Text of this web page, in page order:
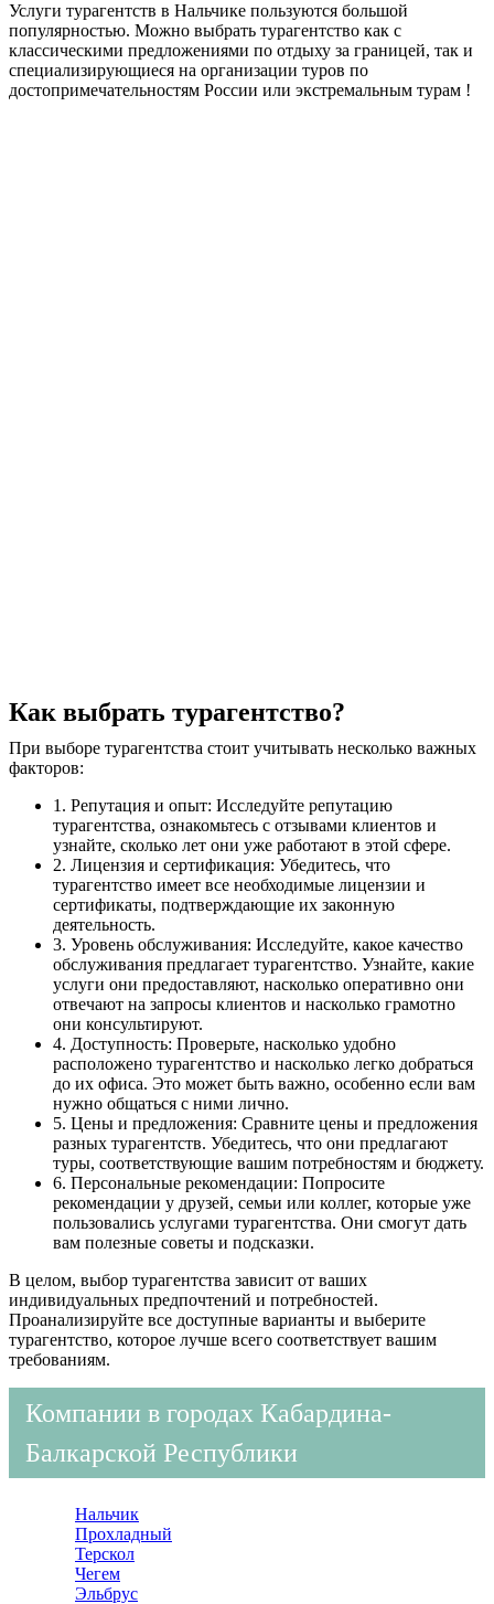
Услуги турагентств в Нальчике пользуются большой
популярностью. Можно выбрать турагентство как с
классическими предложениями по отдыху за границей, так и
специализирующиеся на организации туров по
достопримечательностям России или экстремальным турам !
Как выбрать турагентство?
При выборе турагентства стоит учитывать несколько важных
факторов:
1. Репутация и опыт: Исследуйте репутацию
турагентства, ознакомьтесь с отзывами клиентов и
узнайте, сколько лет они уже работают в этой сфере.
2. Лицензия и сертификация: Убедитесь, что
турагентство имеет все необходимые лицензии и
сертификаты, подтверждающие их законную
деятельность.
3. Уровень обслуживания: Исследуйте, какое качество
обслуживания предлагает турагентство. Узнайте, какие
услуги они предоставляют, насколько оперативно они
отвечают на запросы клиентов и насколько грамотно
они консультируют.
4. Доступность: Проверьте, насколько удобно
расположено турагентство и насколько легко добраться
до их офиса. Это может быть важно, особенно если вам
нужно общаться с ними лично.
5. Цены и предложения: Сравните цены и предложения
разных турагентств. Убедитесь, что они предлагают
туры, соответствующие вашим потребностям и бюджету.
6. Персональные рекомендации: Попросите
рекомендации у друзей, семьи или коллег, которые уже
пользовались услугами турагентства. Они смогут дать
вам полезные советы и подсказки.
В целом, выбор турагентства зависит от ваших
индивидуальных предпочтений и потребностей.
Проанализируйте все доступные варианты и выберите
турагентство, которое лучше всего соответствует вашим
требованиям.
Компании в городах Кабардина-
Балкарской Республики
Нальчик
Прохладный
Терскол
Чегем
Эльбрус